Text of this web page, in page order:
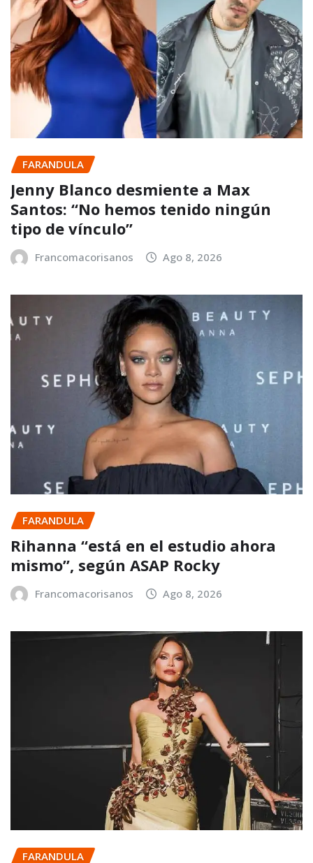
FARANDULA
Jenny Blanco desmiente a Max
Santos: “No hemos tenido ningún
tipo de vínculo”
Francomacorisanos Ago 8, 2026
FARANDULA
Rihanna “está en el estudio ahora
mismo”, según ASAP Rocky
Francomacorisanos Ago 8, 2026
FARANDULA